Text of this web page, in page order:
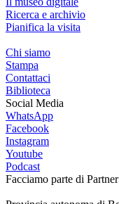
Ricerca e archivio
Pianifica la visita
Chi siamo
Stampa
Contattaci
Biblioteca
Social Media
WhatsApp
Facebook
Instagram
Youtube
Podcast
Facciamo parte di Partner